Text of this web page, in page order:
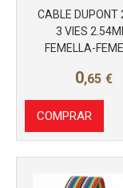
CABLE DUPONT
3 VIES
FEMELLA-
0,65 €
COMPRAR